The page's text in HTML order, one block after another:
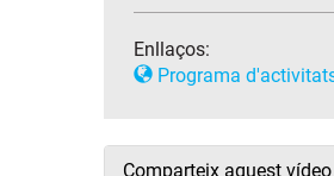
Enllaços:
Programa
Comparteix aquest vídeo